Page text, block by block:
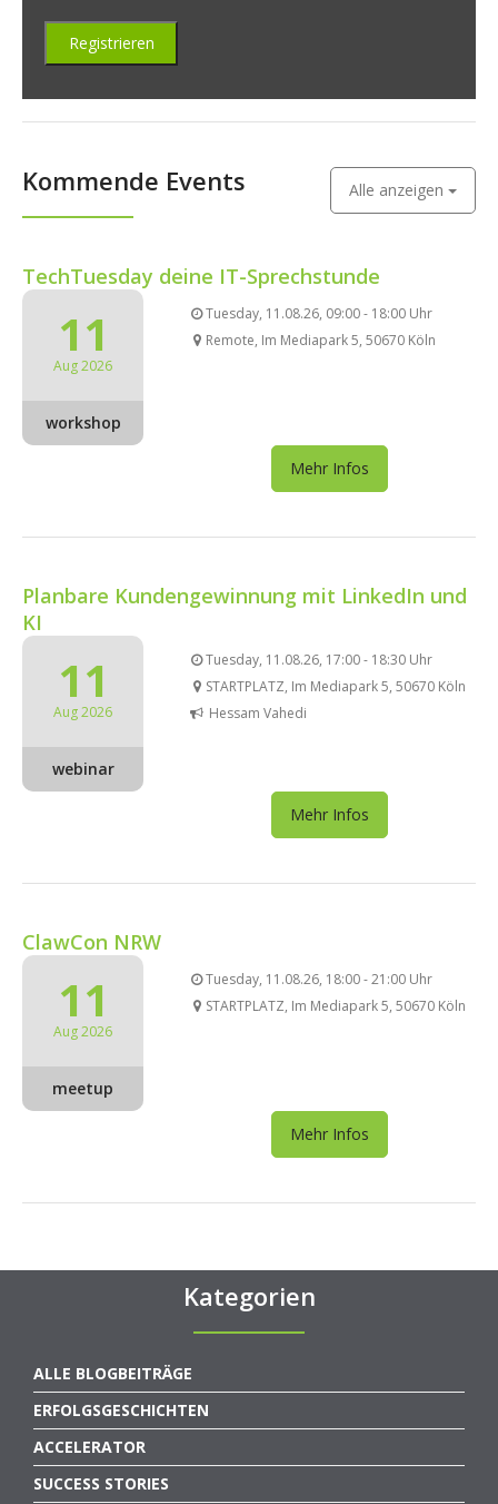
Kommende Events Alle anzeigen
TechTuesday deine IT-Sprechstunde
11
Aug 2026
workshop
Tuesday, 11.08.26, 09:00 - 18:00 Uhr
Remote, Im Mediapark 5, 50670 Köln
Mehr Infos
Planbare Kundengewinnung mit LinkedIn und
KI
11
Aug 2026
webinar
Tuesday, 11.08.26, 17:00 - 18:30 Uhr
STARTPLATZ, Im Mediapark 5, 50670 Köln
Hessam Vahedi
Mehr Infos
ClawCon NRW
11
Aug 2026
meetup
Tuesday, 11.08.26, 18:00 - 21:00 Uhr
STARTPLATZ, Im Mediapark 5, 50670 Köln
Mehr Infos
Kategorien
ALLE BLOGBEITRÄGE
ERFOLGSGESCHICHTEN
ACCELERATOR
SUCCESS STORIES